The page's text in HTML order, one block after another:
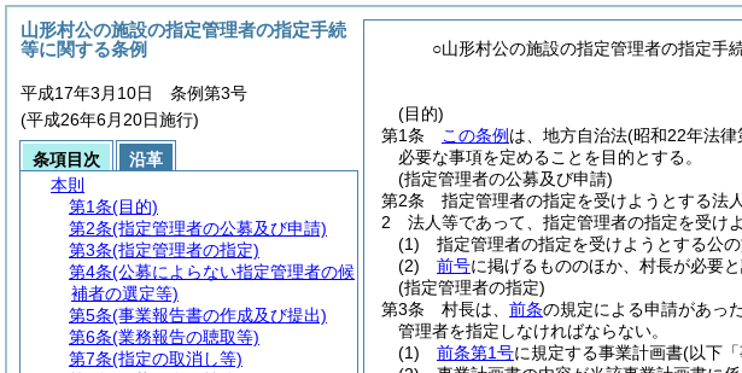
○山形村公の施設の指定管理者の指定手
(目的)
第1条
この条例 は、地方自治法(昭和22年法律
必要な事項を定めることを目的とする。
(指定管理者の公募及び申請)
第2条
指定管理者の指定を受けようとする法
2
法人等であって、指定管理者の指定を受け
(1)
指定管理者の指定を受けようとする公
(2)
前号に掲げるもののほか、村長が必要
(指定管理者の指定)
第3条
村長は、 前条の規定による申請があっ
管理者を指定しなければならない。
(1)
前条第1号に規定する事業計画書(以下
山形村公の施設の指定管理者の指定手続
等に関する条例
平成17年3月10日 条例第3号
(平成26年6月20日施行)
条項目次
沿革
本則
第1条(目的)
第2条(指定管理者の公募及び申請)
第3条(指定管理者の指定)
第4条(公募によらない指定管理者の候
補者の選定等)
第5条(事業報告書の作成及び提出)
第6条(業務報告の聴取等)
第7条(指定の取消し等)